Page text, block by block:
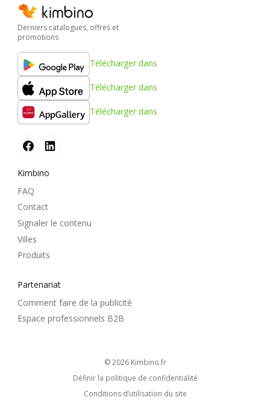
Derniers catalogues, offres et
promotions
Télécharger dans
Télécharger dans
Télécharger dans
Kimbino
FAQ
Contact
Signaler le contenu
Villes
Produits
Partenariat
Comment faire de la publicité
Espace professionnels B2B
© 2026 kimbino.fr
Définir la politique de confidentialité
Conditions d’utilisation du site